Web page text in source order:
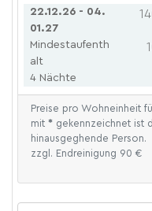
22.12.26 - 04.
01.27
Mindestaufenth
alt
4 Nächte
Preise pro Wohneinheit
mit* gekennzeichnet ist
hinausgeghende Person.
zzgl. Endreinigung 90 €